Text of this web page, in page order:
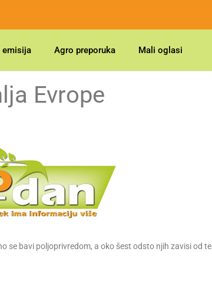
emisija Agro preporuka Mali oglasi
Evrope
se bavi poljoprivredom, a oko šest odsto njih zavisi od te